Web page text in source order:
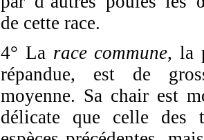
de cette race.
4° La race commune, la
répandue, est de
moyenne. Sa chair est
délicate que celle des